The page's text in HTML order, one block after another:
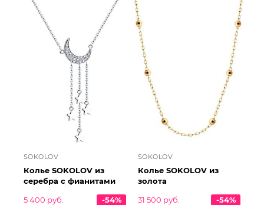
SOKOLOV
Колье SOKOLOV из
серебра с фианитами
5 400 руб.
-54%
SOKOLOV
Колье SOKOLOV из
золота
31 500 руб.
-54%